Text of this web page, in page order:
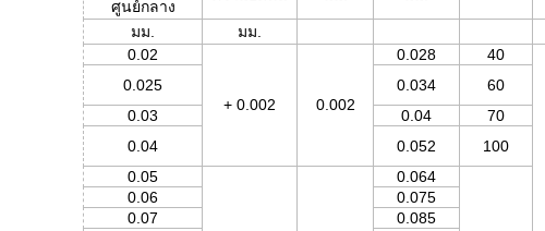
ศูนย์กลาง
มม.
มม.
0.02
+ 0.002 0.002
0.028 40
0.025
0.034 60
0.03 0.04 70
0.04
0.052 100
0.05
0.064
0.06 0.075
0.07
0.085